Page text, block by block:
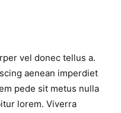
vel donec tellus a.
aenean imperdiet
pede sit metus nulla
lorem. Viverra